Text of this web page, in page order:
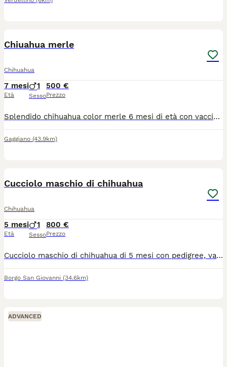
Chiuahua merle
Chihuahua
7 mesi
Età
1
Sesso
500 €
Prezzo
Splendido chihuahua color merle 6 mesi di età con vaccinazioni fatte maschio molto docile e affettuoso!
Gaggiano (43.9km)
Cucciolo maschio di chihuahua
Chihuahua
5 mesi
Età
1
Sesso
800 €
Prezzo
Cucciolo maschio di chihuahua di 5 mesi con pedigree, vaccini , microchip. Provincia di Lodi. Disponibile da subito, visibili anche i genitori.
Borgo San Giovanni (34.6km)
ADVANCED